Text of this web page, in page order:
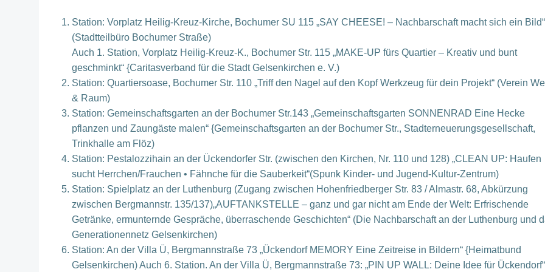
Station: Vorplatz Heilig-Kreuz-Kirche, Bochumer SU 115 „SAY CHEESE! – Nachbarschaft macht sich ein Bild“
(Stadtteilbüro Bochumer Straße)
Auch 1. Station, Vorplatz Heilig-Kreuz-K., Bochumer Str. 115 „MAKE-UP fürs Quartier – Kreativ und bunt
geschminkt“ {Caritasverband für die Stadt Gelsenkirchen e. V.)
Station: Quartiersoase, Bochumer Str. 110 „Triff den Nagel auf den Kopf Werkzeug für dein Projekt“ (Verein
& Raum)
Station: Gemeinschaftsgarten an der Bochumer Str.143 „Gemeinschaftsgarten SONNENRAD Eine Hecke
pflanzen und Zaungäste malen“ {Gemeinschaftsgarten an der Bochumer Str., Stadterneuerungsgesellschaft,
Trinkhalle am Flöz)
Station: Pestalozzihain an der Ückendorfer Str. (zwischen den Kirchen, Nr. 110 und 128) „CLEAN UP: Haufen
sucht Herrchen/Frauchen • Fähnche für die Sauberkeit“(Spunk Kinder- und Jugend-Kultur-Zentrum)
Station: Spielplatz an der Luthenburg (Zugang zwischen Hohenfriedberger Str. 83 / Almastr. 68, Abkürzung
zwischen Bergmannstr. 135/137)„AUFTANKSTELLE – ganz und gar nicht am Ende der Welt: Erfrischende
Getränke, ermunternde Gespräche, überraschende Geschichten“ (Die Nachbarschaft an der Luthenburg und
Generationennetz Gelsenkirchen)
Station: An der Villa Ü, Bergmannstraße 73 „Ückendorf MEMORY Eine Zeitreise in Bildern“ {Heimatbund
Gelsenkirchen) Auch 6. Station. An der Villa Ü, Bergmannstraße 73: „PIN UP WALL: Deine Idee für Ückendorf“